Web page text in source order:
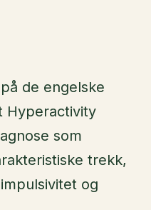
de engelske
Hyperactivity
som
trekk,
og